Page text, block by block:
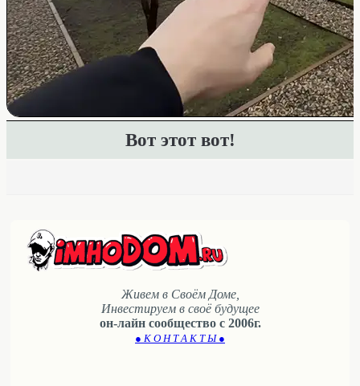
Вот этот вот!
Живем в Своём Доме,
Инвестируем в своё будущее
он-лайн сообщество с 2006г.
● К О Н Т А К Т Ы ●